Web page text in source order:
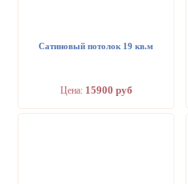
Сатиновый потолок 19 кв.м
Цена: 15900 руб